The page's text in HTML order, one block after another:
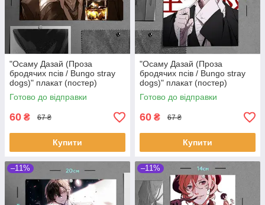
"Осаму Дазай (Проза
бродячих псів / Bungo stray
dogs)" плакат (постер)
розміром А4 (28х20см)
Готово до відправки
60 ₴ 67 ₴
Купити
"Осаму Дазай (Проза
бродячих псів / Bungo stray
dogs)" плакат (постер)
розміром А4 (20х28см)
Готово до відправки
60 ₴ 67 ₴
Купити
–11% –11%